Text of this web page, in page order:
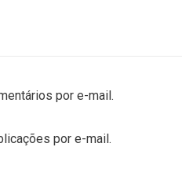
por e-mail.
por e-mail.